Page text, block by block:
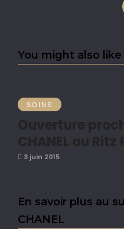
You might also like
SOINS
Ouverture
CHANEL au Ritz
3 juin 2015
En savoir plus au
CHANEL